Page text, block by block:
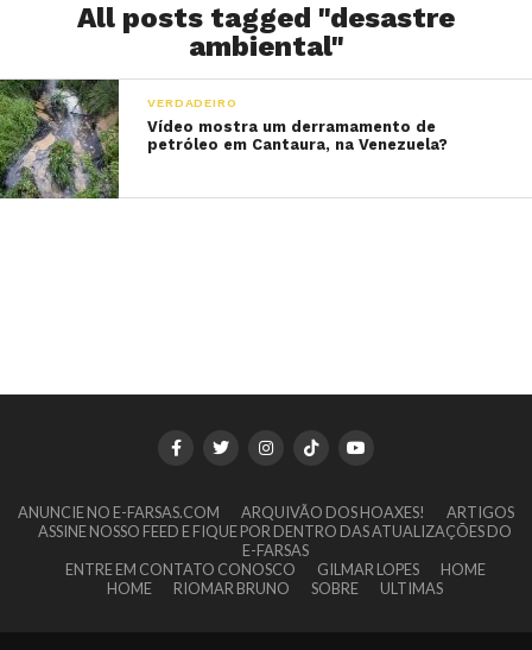
All posts tagged "desastre
ambiental"
VERDADEIRO
Vídeo mostra um derramamento de
petróleo em Cantaura, na Venezuela?
ANUNCIE NO E-FARSAS.COM ARQUIVÃO DOS HOAXES!
ARTIGOS
ASSINE NOSSO FEED E FIQUE POR DENTRO DAS ATUALIZAÇÕES DO
E-FARSAS
ENTRE EM CONTATO CONOSCO
GILMAR LOPES
HOME
HOME
RIOMAR BRUNO SOBRE ULTIMAS